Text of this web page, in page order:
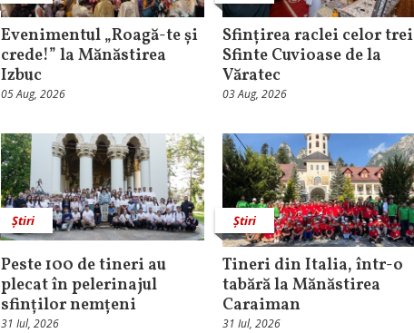
Evenimentul „Roagă-te și
crede!” la Mănăstirea
Izbuc
05 Aug, 2026
Sfințirea raclei celor trei
Sfinte Cuvioase de la
Văratec
03 Aug, 2026
Știri
Peste 100 de tineri au
plecat în pelerinajul
sfinților nemțeni
31 Iul, 2026
Știri
Tineri din Italia, într-o
tabără la Mănăstirea
Caraiman
31 Iul, 2026